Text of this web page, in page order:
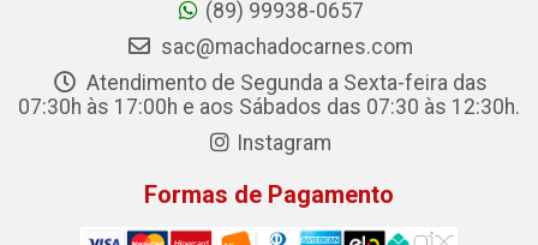
(89) 99938-0657
sac@machadocarnes.com
Atendimento de Segunda a Sexta-feira das
07:30h às 17:00h e aos Sábados das 07:30 às 12:30h.
Instagram
Formas de Pagamento